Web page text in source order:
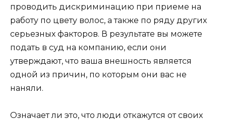
проводить дискриминацию при приеме на
работу по цвету волос, а также по ряду других
серьезных факторов. В результате вы можете
подать в суд на компанию, если они
утверждают, что ваша внешность является
одной из причин, по которым они вас не
наняли.
Означает ли это, что люди откажутся от своих